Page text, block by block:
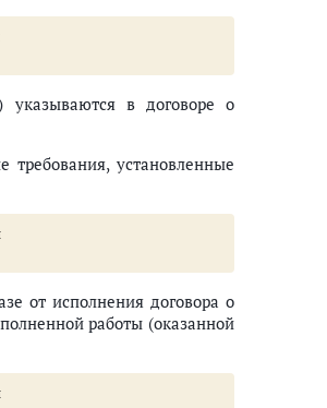
указываются в договоре о
требования, установленные
от исполнения договора о
работы (оказанной